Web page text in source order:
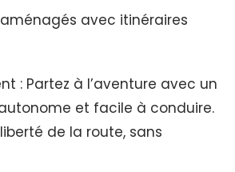
avec itinéraires
: Partez à l’aventure avec un
et facile à conduire.
de la route, sans